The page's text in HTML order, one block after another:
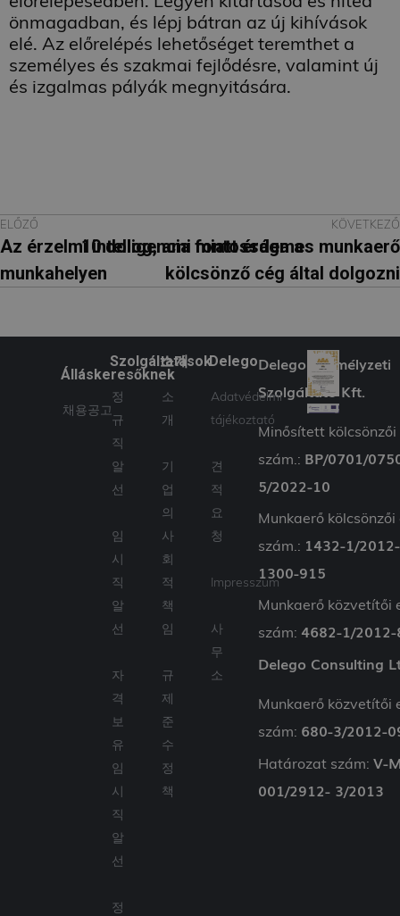
önmagadban, és lépj bátran az új kihívások
elé. Az előrelépés lehetőséget teremthet a
személyes és szakmai fejlődésre, valamint új
és izgalmas pályák megnyitására.
ELŐZŐ
Az érzelmi intelligencia fontossága a
munkahelyen
KÖVETKEZŐ
10 dolog, ami miatt érdemes munkaerő
kölcsönző cég által dolgozni
Álláskeresőknek
채용공고
Szolgáltatások
정
규
직
알
선
임
시
직
알
선
자
격
보
유
임
시
직
알
선
정
소개
소
개
기
업
의
사
회
적
책
임
규
제
준
수
정
책
Delego
Adatvédelmi
tájékoztató
견
적
요
청
Impresszum
사
무
소
Delego Személyzeti
Szolgáltató Kft.
Minősített kölcsönzői
szám.: BP/0701/
5/2022-10
Munkaerő kölcsönzői
szám.: 1432-1/2012-
1300-915
Munkaerő közvetítői
szám: 4682-1/
Delego Consulting
Munkaerő közvetítői
szám: 680-3/2012-
Határozat szám:V-
001/2912- 3/2013
_gid
Google
LLC
.delego.hu
1 nap
Ezt a sütit a Google
Analytics állítja be.
Minden
meglátogatott oldal
egyedi értéket tárol
Név
Szolgáltató
/ Domain
Lejárat Leírás
Inc.
mint
NID
.google.com
nap
a
van),
és
más
_gat_gtag_UA_175807850_1
.delego.hu
59
Ez a
része,
Név
Szolgáltató
Lejárat Leírás
wpglobus-language-
delego.hu 1 év
wpglobus-language delego.hu
1 év